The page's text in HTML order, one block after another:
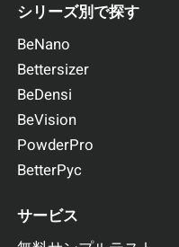
シリーズ別で探す
BeNano
Bettersizer
BeDensi
BeVision
PowderPro
BetterPyc
サービス